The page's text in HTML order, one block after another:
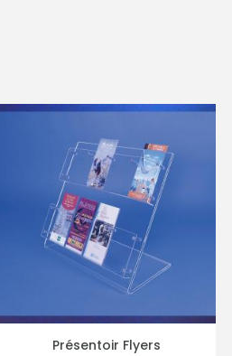
PLUS DE DÉTAILS
Présentoir Brochure Comptoir